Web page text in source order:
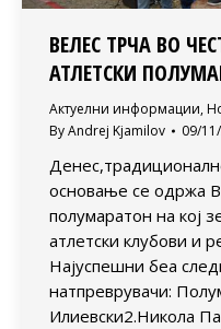
ВЕЛЕС ТРЧА ВО
АТЛЕТСКИ
Актуелни информации,
ByAndrej Kjamilov 09/
основање се одржа
полумаратон на кој
атлетски клубови и
Најуспешни беа
натпреврувачи:
Илиевски2.Никола